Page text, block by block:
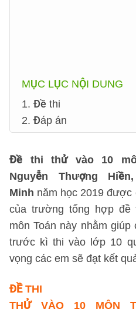
MỤC LỤC NỘI DUNG
1. Đề thi
2. Đáp án
Đề thi thử vào 10
Nguyễn Thượng
Minh năm học 2019 được
của trường tổng hợp
môn Toán này nhằm
trước kì thi vào lớp 10
vọng các em sẽ đạt kết
ĐỀ THI
THỬ VÀO 10 MÔN